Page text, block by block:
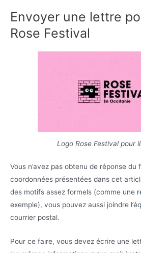
Envoyer une lettre
Rose Festival
Logo Rose Festival pour
Vous n’avez pas obtenu de réponse
coordonnées présentées dans cet
des motifs assez formels (comme une
exemple), vous pouvez aussi joindre
courrier postal.
Pour ce faire, vous devez écrire une